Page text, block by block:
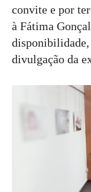
convite e por
à Fátima
disponibilidade,
divulgação da